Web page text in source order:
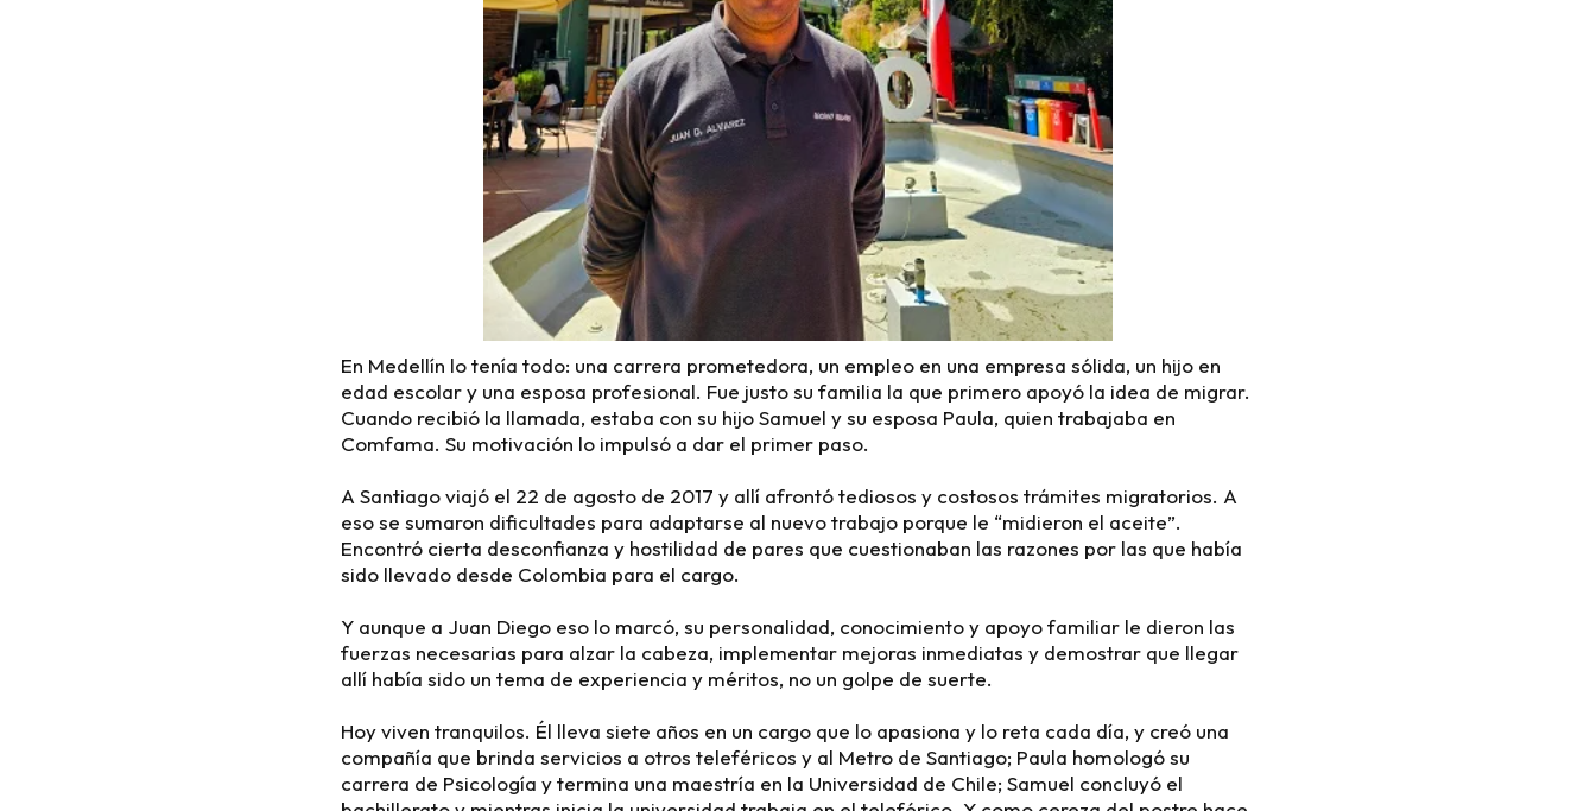
En Medellín lo tenía todo: una carrera prometedora, un empleo en una empresa sólida, un hijo en
edad escolar y una esposa profesional. Fue justo su familia la que primero apoyó la idea de migrar.
Cuando recibió la llamada, estaba con su hijo Samuel y su esposa Paula, quien trabajaba en
Comfama. Su motivación lo impulsó a dar el primer paso.
A Santiago viajó el 22 de agosto de 2017 y allí afrontó tediosos y costosos trámites migratorios. A
eso se sumaron dificultades para adaptarse al nuevo trabajo porque le “midieron el aceite”.
Encontró cierta desconfianza y hostilidad de pares que cuestionaban las razones por las que había
sido llevado desde Colombia para el cargo.
Y aunque a Juan Diego eso lo marcó, su personalidad, conocimiento y apoyo familiar le dieron las
fuerzas necesarias para alzar la cabeza, implementar mejoras inmediatas y demostrar que llegar
allí había sido un tema de experiencia y méritos, no un golpe de suerte.
Hoy viven tranquilos. Él lleva siete años en un cargo que lo apasiona y lo reta cada día, y creó una
compañía que brinda servicios a otros teleféricos y al Metro de Santiago; Paula homologó su
carrera de Psicología y termina una maestría en la Universidad de Chile; Samuel concluyó el